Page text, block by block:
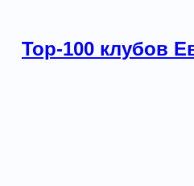
Top-100 клубов